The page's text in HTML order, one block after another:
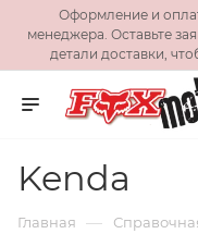
Оформление и
менеджера. Оставьте
детали доставки,
Kenda
Главная —